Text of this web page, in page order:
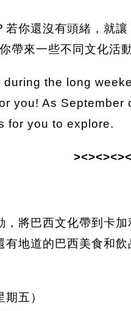
若你還沒有頭緒，就
帶來一些不同文化活
the long
you! As September
for you to explore.
，將巴西文化帶到卡
地道的巴西美食和
五）